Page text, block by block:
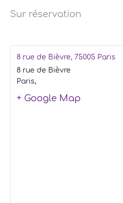
Sur réservation
8 rue de Bièvre, 75005 Paris
8 rue de Bièvre
Paris,
+ Google Map